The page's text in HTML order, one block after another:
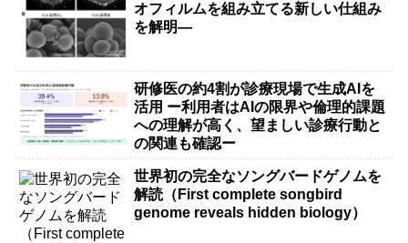
オフィルムを組み立てる新しい仕組み
を解明―
研修医の約4割が診療現場で生成AIを
活用 ー利用者はAIの限界や倫理的課題
への理解が高く、望ましい診療行動と
の関連も確認ー
世界初の完全なソングバードゲノムを
解読（First complete songbird
genome reveals hidden biology）